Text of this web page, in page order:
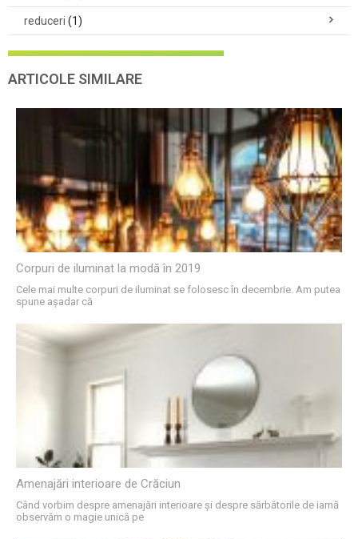
reduceri (1)
ARTICOLE SIMILARE
Corpuri de iluminat la modă în 2019
Cele mai multe corpuri de iluminat se folosesc în decembrie. Am putea
spune așadar că
Amenajări interioare de Crăciun
Când vorbim despre amenajări interioare și despre sărbătorile de iarnă
observăm o magie unică pe